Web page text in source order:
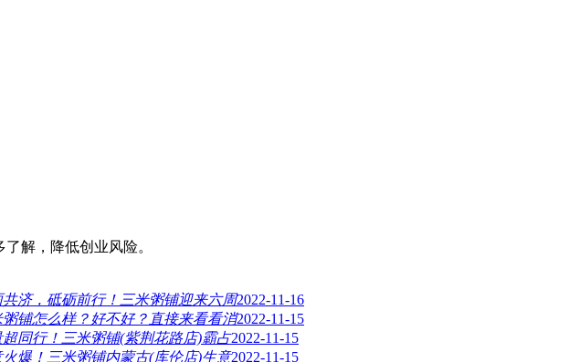
解，降低创业风险。
共济，砥砺前行！三米粥铺迎来六周2022-11-16
粥铺怎么样？好不好？直接来看看消2022-11-15
超同行！三米粥铺(紫荆花路店)霸占2022-11-15
火爆！三米粥铺内蒙古(库伦店)生意2022-11-15